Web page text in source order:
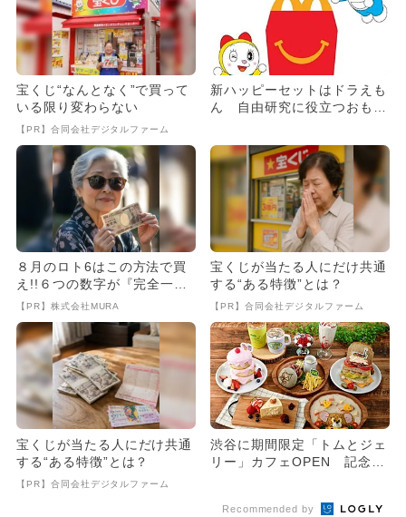
宝くじ“なんとなく”で買って
いる限り変わらない
【PR】合同会社デジタルファーム
新ハッピーセットはドラえも
ん 自由研究に役立つおもち
８月のロト6はこの方法で買
え!!６つの数字が『完全一
致』する方法
【PR】株式会社MURA
宝くじが当たる人にだけ共通
する“ある特徴”とは？
【PR】合同会社デジタルファーム
宝くじが当たる人にだけ共通
する“ある特徴”とは？
【PR】合同会社デジタルファーム
渋谷に期間限定「トムとジェ
リー」カフェOPEN 記念プ
Recommended by